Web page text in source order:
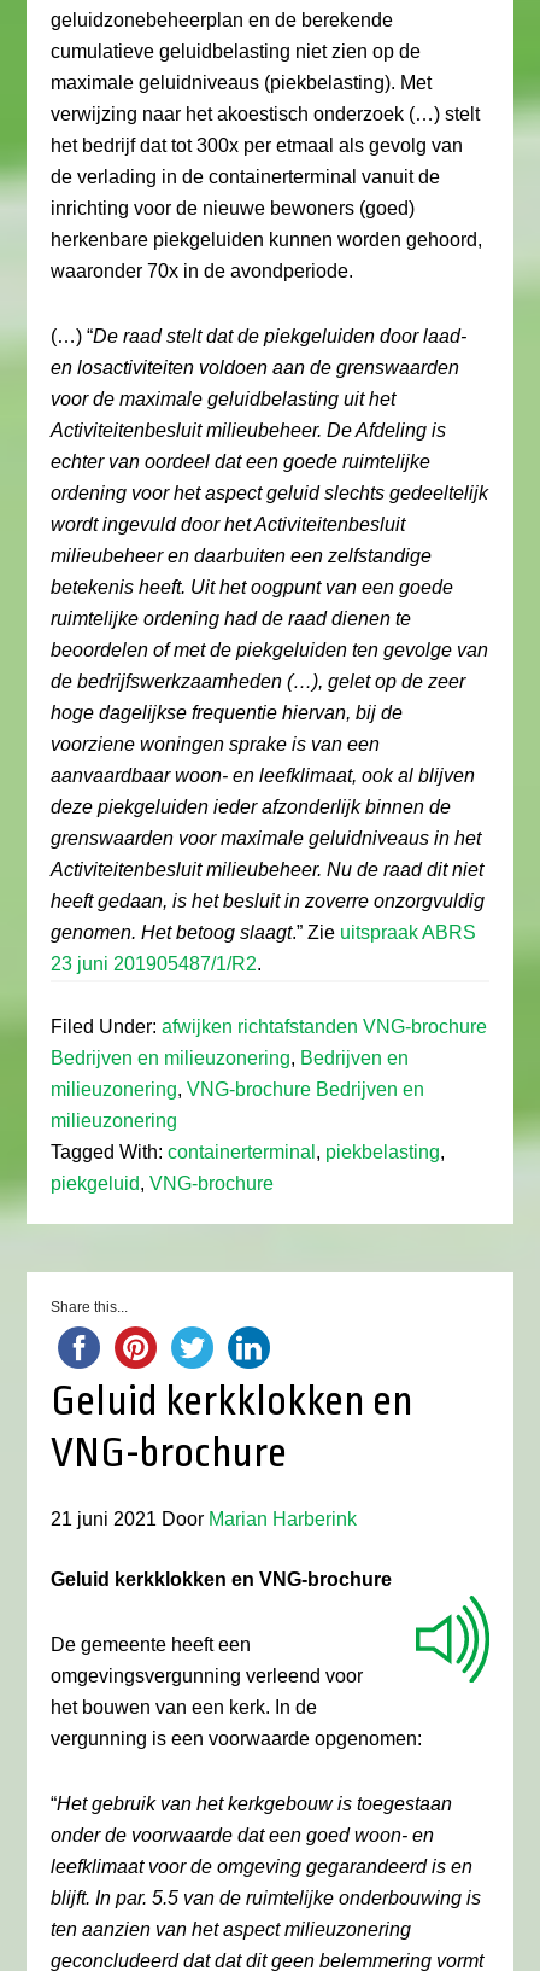
geluidzonebeheerplan en de berekende
cumulatieve geluidbelasting niet zien op de
maximale geluidniveaus (piekbelasting). Met
verwijzing naar het akoestisch onderzoek (…) stelt
het bedrijf dat tot 300x per etmaal als gevolg van
de verlading in de containerterminal vanuit de
inrichting voor de nieuwe bewoners (goed)
herkenbare piekgeluiden kunnen worden gehoord,
waaronder 70x in de avondperiode.
(…) “De raad stelt dat de piekgeluiden door laad-
en losactiviteiten voldoen aan de grenswaarden
voor de maximale geluidbelasting uit het
Activiteitenbesluit milieubeheer. De Afdeling is
echter van oordeel dat een goede ruimtelijke
ordening voor het aspect geluid slechts gedeeltelijk
wordt ingevuld door het Activiteitenbesluit
milieubeheer en daarbuiten een zelfstandige
betekenis heeft. Uit het oogpunt van een goede
ruimtelijke ordening had de raad dienen te
beoordelen of met de piekgeluiden ten gevolge van
de bedrijfswerkzaamheden (…), gelet op de zeer
hoge dagelijkse frequentie hiervan, bij de
voorziene woningen sprake is van een
aanvaardbaar woon- en leefklimaat, ook al blijven
deze piekgeluiden ieder afzonderlijk binnen de
grenswaarden voor maximale geluidniveaus in het
Activiteitenbesluit milieubeheer. Nu de raad dit niet
heeft gedaan, is het besluit in zoverre onzorgvuldig
genomen. Het betoog slaagt.” Zie uitspraak ABRS
23 juni 201905487/1/R2.
Filed Under:afwijken richtafstanden VNG-brochure
Bedrijven en milieuzonering, Bedrijven en
milieuzonering,VNG-brochure Bedrijven en
milieuzonering
Tagged With:containerterminal , piekbelasting,
piekgeluid,VNG-brochure
Share this...
Geluid kerkklokken en
VNG-brochure
21 juni 2021 Door Marian Harberink
Geluid kerkklokken en VNG-brochure
De gemeente heeft een
omgevingsvergunning verleend voor
het bouwen van een kerk. In de
vergunning is een voorwaarde opgenomen:
“Het gebruik van het kerkgebouw is toegestaan
onder de voorwaarde dat een goed woon- en
leefklimaat voor de omgeving gegarandeerd is en
blijft. In par. 5.5 van de ruimtelijke onderbouwing is
ten aanzien van het aspect milieuzonering
geconcludeerd dat dat dit geen belemmering vormt